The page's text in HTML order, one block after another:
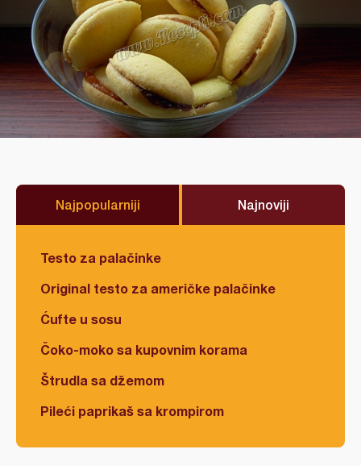
Najpopularniji Najnoviji
Testo za palačinke
Original testo za američke palačinke
Ćufte u sosu
Čoko-moko sa kupovnim korama
Štrudla sa džemom
Pileći paprikaš sa krompirom